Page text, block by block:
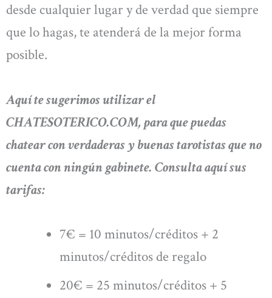
desde cualquier lugar y de verdad que siempre
que lo hagas, te atenderá de la mejor forma
posible.
Aquí te sugerimos utilizar el
CHATESOTERICO.COM, para que puedas
chatear con verdaderas y buenas tarotistas que no
cuenta con ningún gabinete. Consulta aquí sus
tarifas:
7€ = 10 minutos/créditos + 2
minutos/créditos de regalo
20€ = 25 minutos/créditos + 5